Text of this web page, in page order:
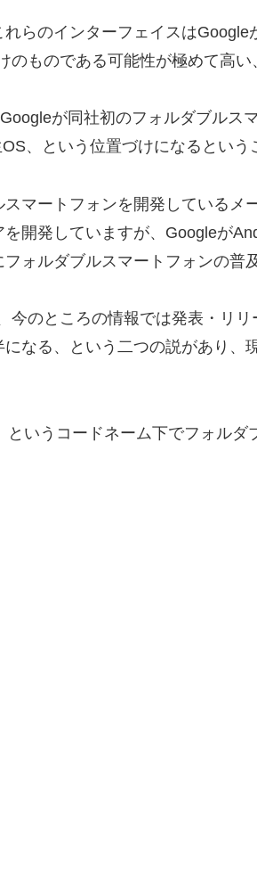
らのインターフェイスはGoogle
のものである可能性が極めて高い
が同社初のフォルダブルス
、という位置づけになるという
マートフォンを開発しているメ
開発していますが、Googleが
ォルダブルスマートフォンの普
今のところの情報では発表・リ
なる、という二つの説があり、
というコードネーム下でフォル